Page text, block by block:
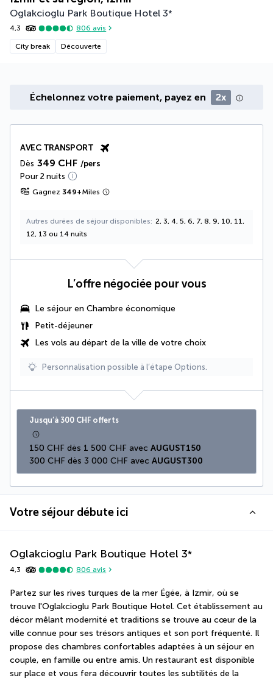
Oglakcioglu Park Boutique Hotel 3*
4,3 806 avis
City break Découverte
Échelonnez votre paiement, payez en 2x
AVEC TRANSPORT
Dès 349 CHF /pers
Pour 2 nuits
Gagnez 349+Miles
Autres durées de séjour disponibles
2, 3, 4, 5, 6, 7, 8, 9, 10, 11,
12, 13 ou 14 nuits
L’offre négociée pour vous
Le séjour en Chambre économique
Petit-déjeuner
Les vols au départ de la ville de votre choix
Personnalisation possible à l’étape Options.
Jusqu’à 300 CHF offerts
150 CHF dès 1 500 CHF avec AUGUST150
300 CHF dès 3 000 CHF avec AUGUST300
Votre séjour débute ici
Oglakcioglu Park Boutique Hotel 3*
4,3 806 avis
Partez sur les rives turques de la mer Égée, à Izmir, où se
trouve l'Oglakcioglu Park Boutique Hotel. Cet établissement au
décor mêlant modernité et traditions se trouve au cœur de la
ville connue pour ses trésors antiques et son port fréquenté. Il
propose des chambres confortables adaptées à un séjour en
couple, en famille ou entre amis. Un restaurant est disponible
sur place et vous fera découvrir toutes les subtilités de la